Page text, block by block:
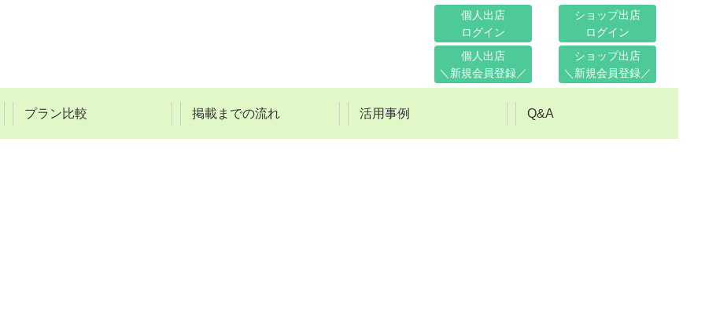
個人出店
ログイン
個人出店
＼新規会員登録／
ショップ出店
ログイン
ショップ出店
＼新規会員登録／
プラン比較 掲載までの流れ 活用事例 Q&A